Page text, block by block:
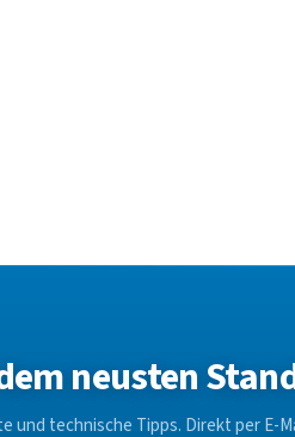
neusten
und technische Tipps. Direkt per E-